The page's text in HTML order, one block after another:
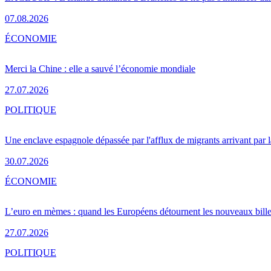
07.08.2026
Merci la Chine : elle a sauvé l’économie mondiale
27.07.2026
ÉCONOMIE
Une enclave espagnole dépassée par l'afflux de migrants arrivant par
30.07.2026
POLITIQUE
L’euro en mèmes : quand les Européens détournent les nouveaux
27.07.2026
ÉCONOMIE
POLITIQUE